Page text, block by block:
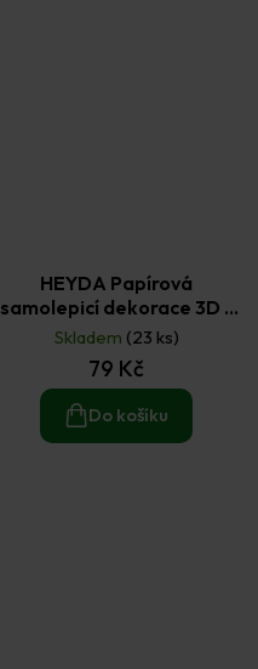
HEYDA Papírová
samolepicí dekorace 3D -
holka 9 ks
Skladem (23 ks)
79 Kč
Do košíku